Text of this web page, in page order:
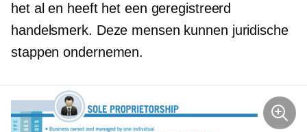
het al en heeft het een geregistreerd
handelsmerk. Deze mensen kunnen juridische
stappen ondernemen.